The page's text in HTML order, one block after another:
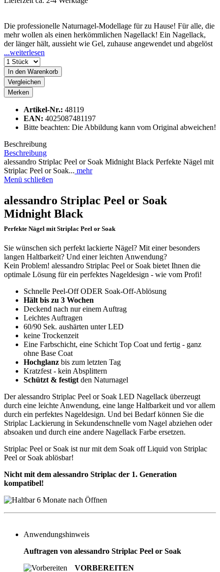
Die professionelle Naturnagel-Modellage für zu Hause! Für alle, die
mehr wollen als einen herkömmlichen Nagellack! Ein Nagellack,
der länger hält, aussieht wie Gel, zuhause angewendet und abgelöst
...weiterlesen
In den Warenkorb
Vergleichen
Merken
Artikel-Nr.: 48119
EAN: 4025087481197
Bitte beachten: Die Abbildung kann vom Original abweichen!
Beschreibung
Beschreibung
alessandro Striplac Peel or Soak Midnight Black Perfekte Nägel mit
Striplac Peel or Soak... mehr
Menü schließen
alessandro Striplac Peel or Soak
Midnight Black
Perfekte Nägel mit Striplac Peel or Soak
Sie wünschen sich perfekt lackierte Nägel? Mit einer besonders
langen Haltbarkeit? Und einer leichten Anwendung?
Kein Problem! alessandro Striplac Peel or Soak bietet Ihnen die
optimale Lösung für ein perfektes Nageldesign - wie vom Profi!
Schnelle Peel-Off ODER Soak-Off-Ablösung
Hält bis zu 3 Wochen
Deckend nach nur einem Auftrag
Leichtes Auftragen
60/90 Sek. aushärten unter LED
keine Trockenzeit
Eine Farbschicht, eine Schicht Top Coat und fertig - ganz
ohne Base Coat
Hochglanz bis zum letzten Tag
Kratzfest - kein Absplittern
Schützt & festigt den Naturnagel
Der alessandro Striplac Peel or Soak LED Nagellack überzeugt
durch eine leichte Anwendung, eine lange Haltbarkeit und vor allem
durch ein perfektes Nageldesign. Und bei Bedarf können Sie die
Striplac Lackierung in Sekundenschnelle vom Nagel abziehen oder
absoaken und durch eine andere Nagellack Farbe ersetzen.
Striplac Peel or Soak ist nur mit dem Soak off Liquid von Striplac
Peel or Soak ablösbar!
Nicht mit dem alessandro Striplac der 1. Generation
kompatibel!
Anwendungshinweis
Auftragen von alessandro Striplac Peel or Soak
VORBEREITEN